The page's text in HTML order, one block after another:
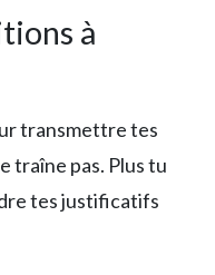
à
transmettre tes
traîne pas. Plus tu
tes justificatifs